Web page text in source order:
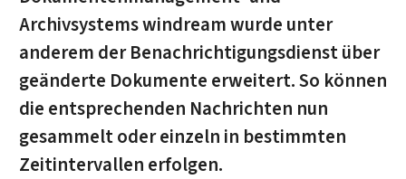
Archivsystems windream wurde unter
anderem der Benachrichtigungsdienst über
geänderte Dokumente erweitert. So können
die entsprechenden Nachrichten nun
gesammelt oder einzeln in bestimmten
Zeitintervallen erfolgen.